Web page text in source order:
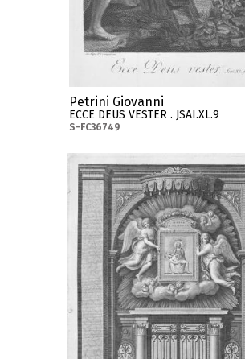
Petrini Giovanni
ECCE DEUS VESTER . JSAI.XL.9
S-FC36749